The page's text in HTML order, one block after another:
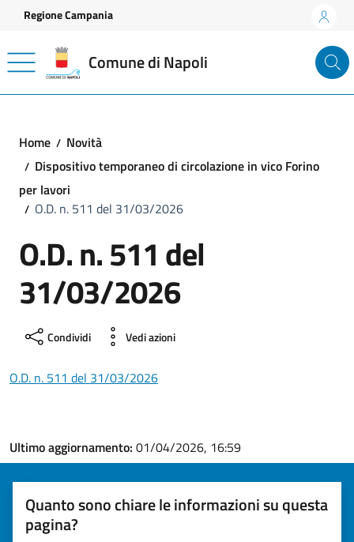
Vai ai contenuti
Vai al footer
Regione Campania
Comune di Napoli
Home
Novità
Dispositivo temporaneo di circolazione in vico Forino
per lavori
O.D. n. 511 del 31/03/2026
O.D. n. 511 del
31/03/2026
Condividi Vedi azioni
O.D. n. 511 del 31/03/2026
Ultimo aggiornamento: 01/04/2026, 16:59
Quanto sono chiare le informazioni su questa
pagina?